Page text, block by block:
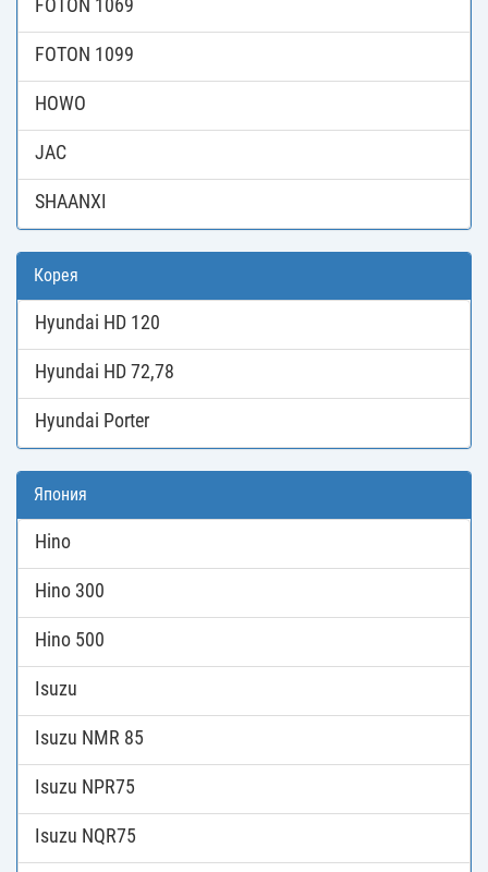
FOTON 1069
FOTON 1099
HOWO
JAC
SHAANXI
Корея
Hyundai HD 120
Hyundai HD 72,78
Hyundai Porter
Япония
Hino
Hino 300
Hino 500
Isuzu
Isuzu NMR 85
Isuzu NPR75
Isuzu NQR75